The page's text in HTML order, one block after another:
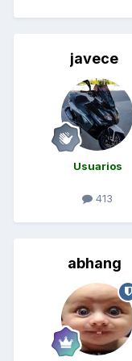
javece
Usuarios
413
abhang